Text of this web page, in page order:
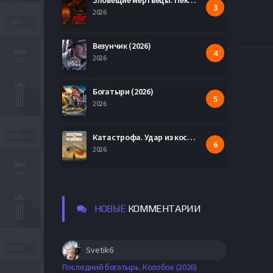
2026
Везунчик (2026)
2026
Богатыри (2026)
2026
Катастрофа. Удар из космоса (2026)
2026
НОВЫЕ КОММЕНТАРИИ
Svetik6
Последний богатырь. Колобок (2026)